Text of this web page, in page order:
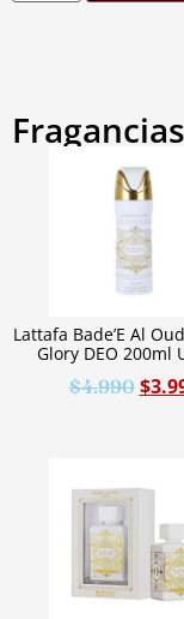
Lattafa Bade’E Al
Glory DEO 200ml
$4.990 $